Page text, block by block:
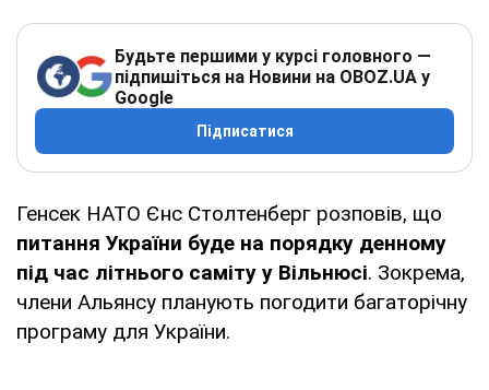
Будьте першими у курсі головного —
підпишіться на Новини на OBOZ.UA у
Google
Підписатися
Генсек НАТО Єнс Столтенберг розповів, що
питання України буде на порядку денному
під час літнього саміту у Вільнюсі. Зокрема,
члени Альянсу планують погодити багаторічну
програму для України.